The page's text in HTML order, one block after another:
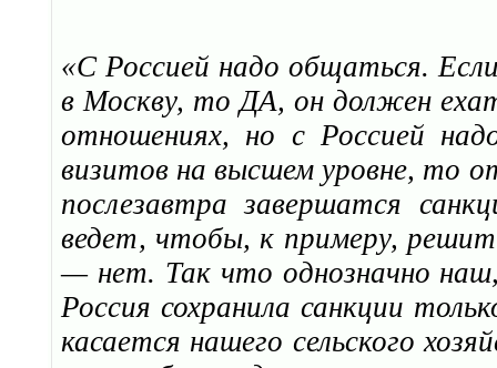
«С Россией надо общаться.
в Москву, то ДА, он должен
отношениях, но с Россией
визитов на высшем уровне, то
послезавтра завершатся
ведет, чтобы, к примеру,
— нет. Так что однозначно
Россия сохранила санкции
касается нашего сельского